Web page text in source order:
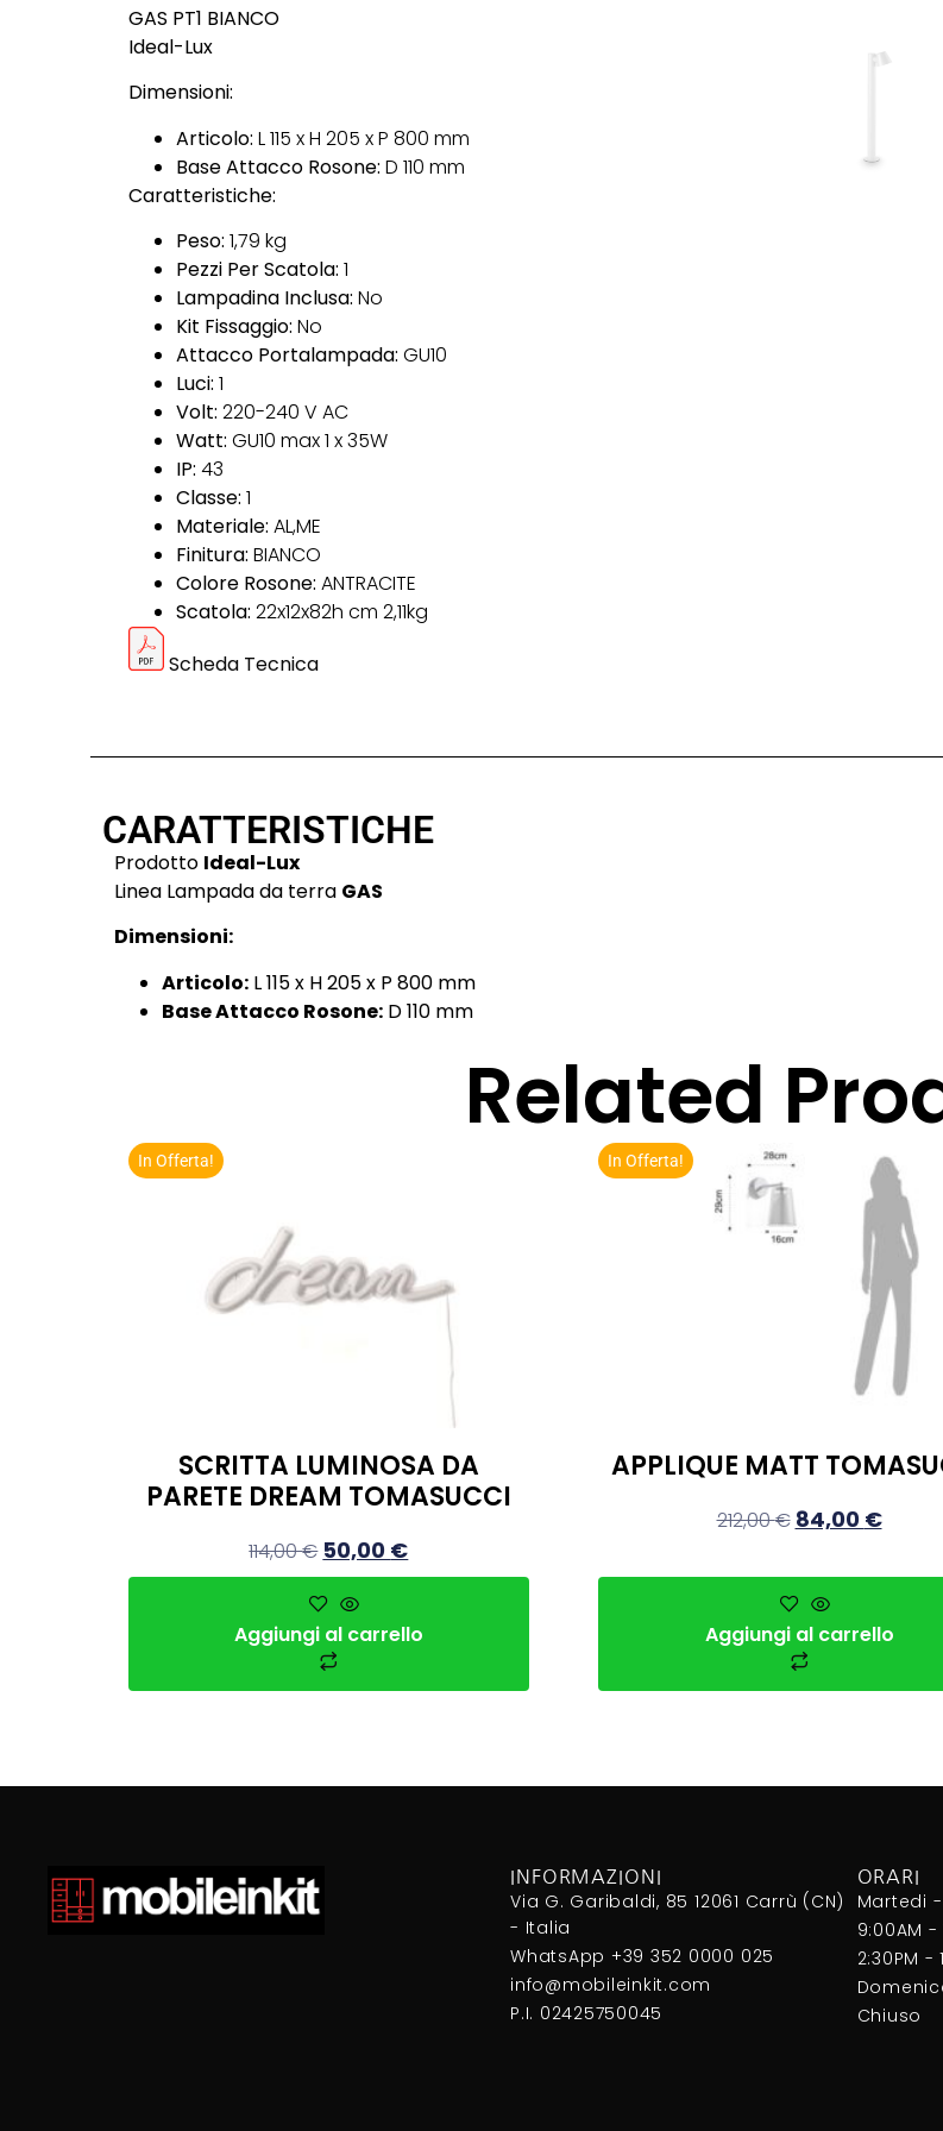
GAS PT1 BIANCO
Ideal-Lux
Dimensioni:
Articolo: L 115 x H 205 x P 800 mm
Base Attacco Rosone: D 110 mm
Caratteristiche:
Peso: 1,79 kg
Pezzi Per Scatola: 1
Lampadina Inclusa: No
Kit Fissaggio: No
Attacco Portalampada: GU10
Luci: 1
Volt: 220-240 V AC
Watt: GU10 max 1 x 35W
IP: 43
Classe: 1
Materiale: AL,ME
Finitura: BIANCO
Colore Rosone: ANTRACITE
Scatola: 22x12x82h cm 2,11kg
Scheda Tecnica
CARATTERISTICHE
Prodotto Ideal-Lux
Linea Lampada da terra GAS
Dimensioni:
Articolo: L 115 x H 205 x P 800 mm
Base Attacco Rosone: D 110 mm
Related
In Offerta!
SCRITTA LUMINOSA DA
PARETE DREAM TOMASUCCI
114,00€ 50,00 €
Aggiungi al carrello
In Offerta!
APPLIQUE MATT
212,00€ 84,00 €
Aggiungi al carrello
INFORMAZIONI
Via G. Garibaldi, 85 12061 Carrù (CN)
- Italia
WhatsApp +39 352 0000 025
info@mobileinkit.com
P.I. 02425750045
ORARI
Martedi
9:00AM -
2:30PM -
Chiuso